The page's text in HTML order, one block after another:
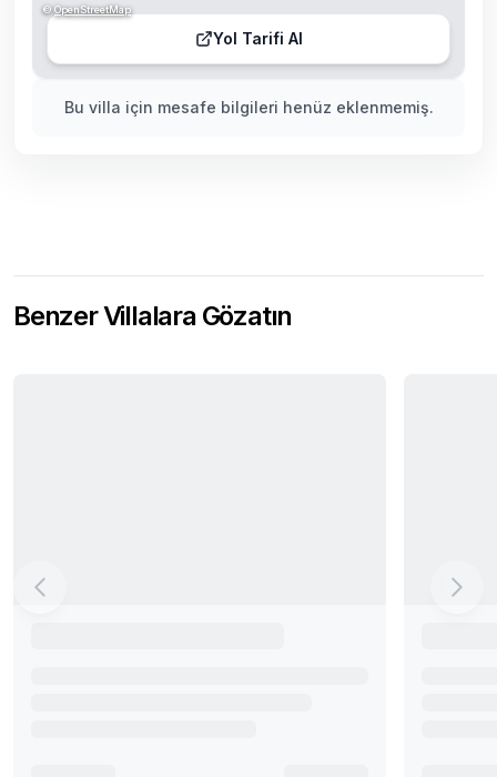
Bu villa için mesafe bilgileri henüz eklenmemiş.
Yol Tarifi Al
©OpenStreetMap
Benzer Villalara Gözatın